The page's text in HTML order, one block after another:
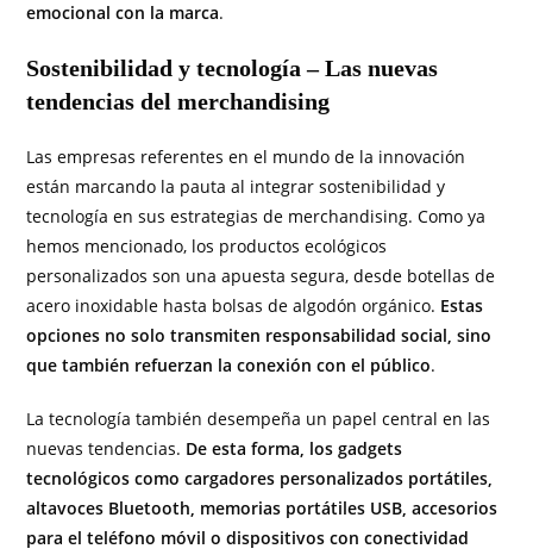
emocional con la marca.
Sostenibilidad y tecnología – Las nuevas
tendencias del merchandising
Las empresas referentes en el mundo de la innovación
están marcando la pauta al integrar sostenibilidad y
tecnología en sus estrategias de merchandising. Como ya
hemos mencionado, los productos ecológicos
personalizados son una apuesta segura, desde botellas de
acero inoxidable hasta bolsas de algodón orgánico. Estas
opciones no solo transmiten responsabilidad social, sino
que también refuerzan la conexión con el público.
La tecnología también desempeña un papel central en las
nuevas tendencias. De esta forma, los gadgets
tecnológicos como cargadores personalizados portátiles,
altavoces Bluetooth, memorias portátiles USB, accesorios
para el teléfono móvil o dispositivos con conectividad